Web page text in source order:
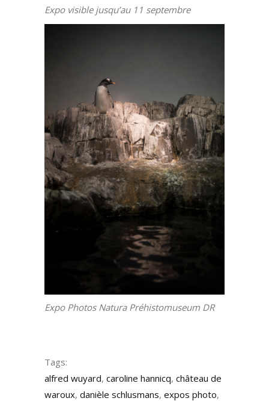
Expo visible jusqu’au 11 septembre
Expo Photos Natura Préhistomuseum DR
Tags:
alfred wuyard, caroline hannicq, château de
waroux, danièle schlusmans, expos photo,